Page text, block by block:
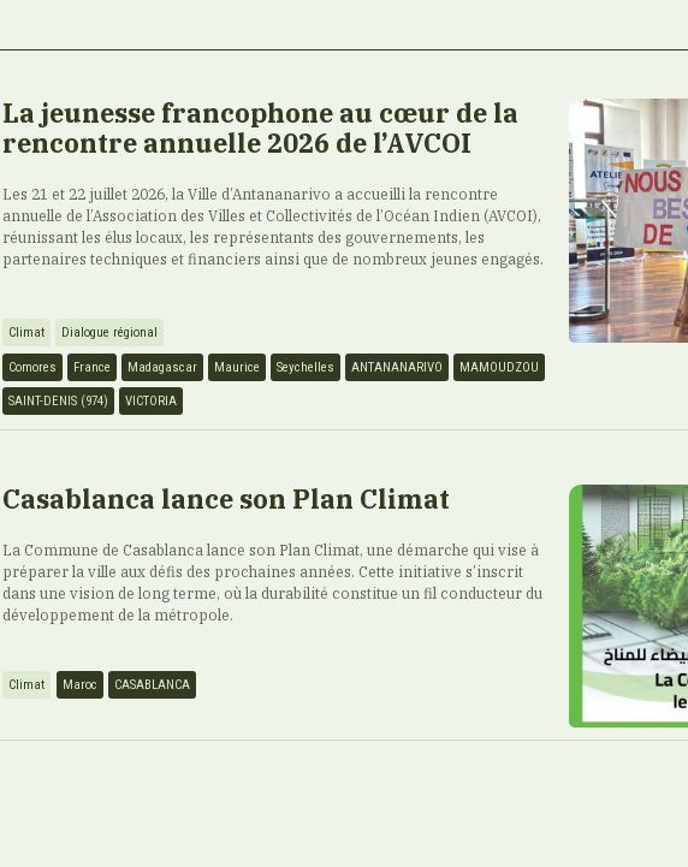
La jeunesse francophone au cœur de la
rencontre annuelle 2026 de l’AVCOI
Les 21 et 22 juillet 2026, la Ville d’Antananarivo a accueilli la rencontre
annuelle de l’Association des Villes et Collectivités de l’Océan Indien (AVCOI),
réunissant les élus locaux, les représentants des gouvernements, les
partenaires techniques et financiers ainsi que de nombreux jeunes engagés.
Climat Dialogue régional
Comores France Madagascar Maurice Seychelles ANTANANARIVO MAMOUDZOU
SAINT-DENIS (974) VICTORIA
Casablanca lance son Plan Climat
La Commune de Casablanca lance son Plan Climat, une démarche qui vise à
préparer la ville aux défis des prochaines années. Cette initiative s’inscrit
dans une vision de long terme, où la durabilité constitue un fil conducteur du
développement de la métropole.
Climat Maroc CASABLANCA